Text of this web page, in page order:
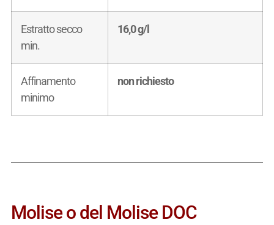
Estratto secco
min.
16,0 g/l
Affinamento
minimo
non richiesto
Molise o del Molise DOC